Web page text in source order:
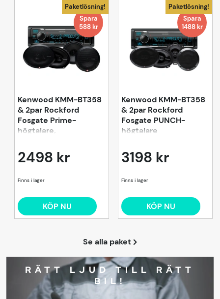
Paketlösning!
Spara
588 kr
Kenwood KMM-BT358
& 2par Rockford
Fosgate Prime-
högtalare,
2498 kr
KÖP NU
Paketlösning!
Spara
1488 kr
Kenwood KMM-BT358
& 2par Rockford
Fosgate PUNCH-
högtalare
3198 kr
KÖP NU
Se alla paket
RÄTT LJUD TILL RÄTT
BIL!